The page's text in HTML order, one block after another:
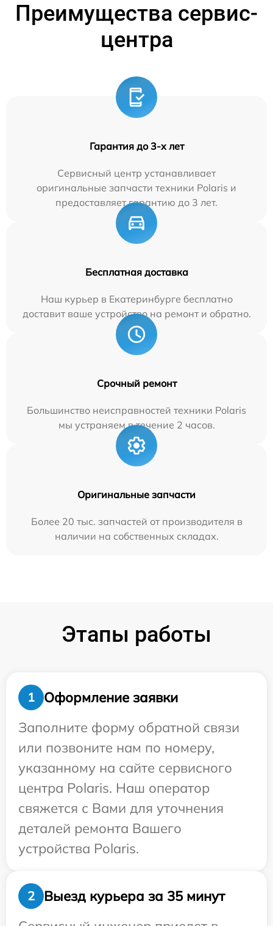
Преимущества сервис-
центра
Гарантия до 3-х лет
Сервисный центр устанавливает
оригинальные запчасти техники Polaris и
предоставляет гарантию до 3 лет.
Бесплатная доставка
Наш курьер в Екатеринбурге бесплатно
доставит ваше устройство на ремонт и обратно.
Срочный ремонт
Большинство неисправностей техники Polaris
мы устраняем в течение 2 часов.
Оригинальные запчасти
Более 20 тыс. запчастей от производителя в
наличии на собственных складах.
Этапы работы
1
Оформление заявки
Заполните форму обратной связи
или позвоните нам по номеру,
указанному на сайте сервисного
центра Polaris. Наш оператор
свяжется с Вами для уточнения
деталей ремонта Вашего
устройства Polaris.
2
Выезд курьера за 35 минут